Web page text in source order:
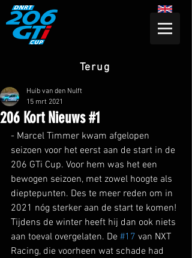
Terug
206 Kort Nieuws #1
Huib van den Nulft
15 mrt 2021
- Marcel Timmer kwam afgelopen
seizoen voor het eerst aan de start in de
206 GTi Cup. Voor hem was het een
bewogen seizoen, met zowel hoogte als
dieptepunten. Des te meer reden om in
2021 nóg sterker aan de start te komen!
Tijdens de winter heeft hij dan ook niets
aan toeval overgelaten. De #17 van NXT
Racing, die voorheen wat schade had